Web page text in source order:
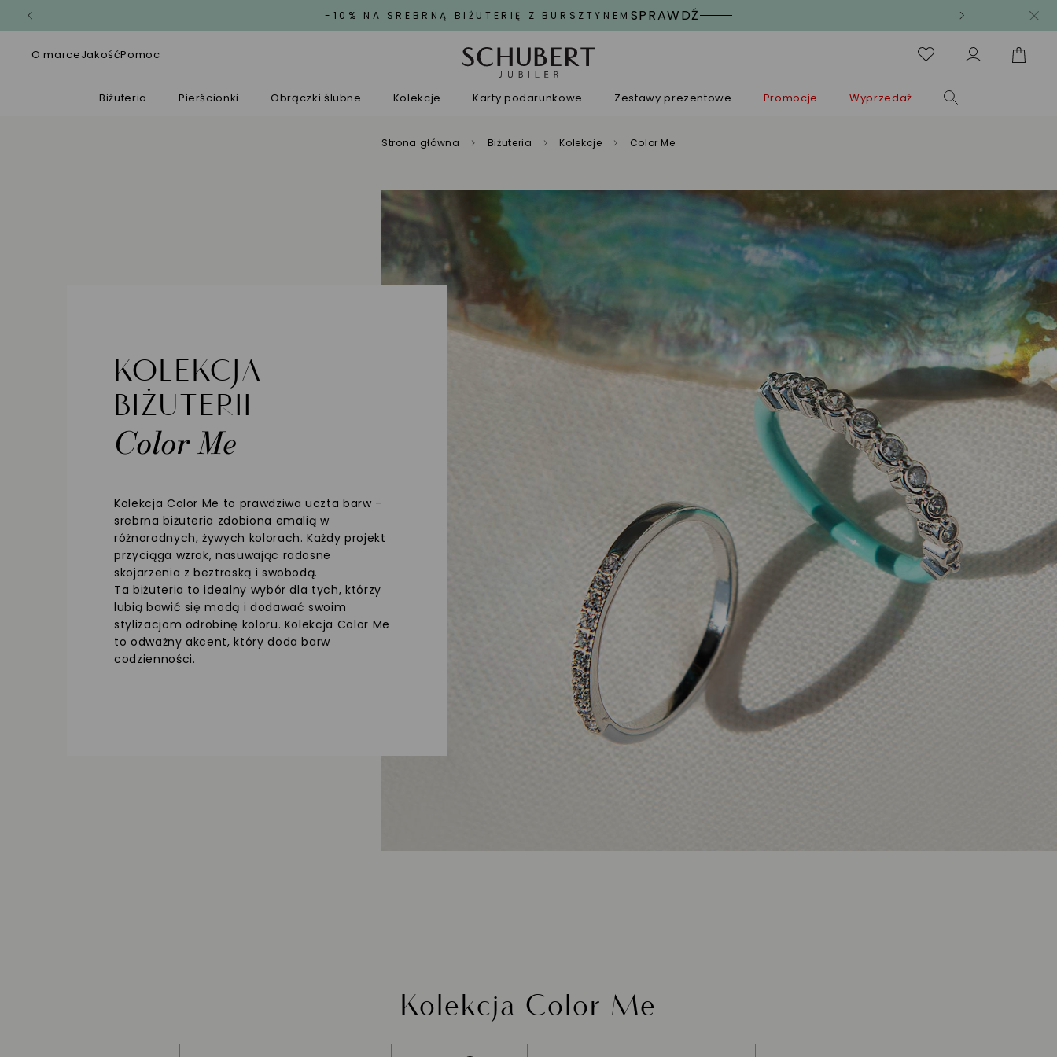
-10% NA SREBRNĄ BIŻUTERIĘ Z BURSZTYNEM SPRAWDŹ
O marceJakośćPomoc
Biżuteria Pierścionki Obrączki ślubne Kolekcje Karty podarunkowe Zestawy prezentowe Promocje Wyprzedaż
Strona główna Biżuteria Kolekcje Color Me
KOLEKCJA
BIŻUTERII
Color Me
Kolekcja Color Me to prawdziwa uczta barw –
srebrna biżuteria zdobiona emalią w
różnorodnych, żywych kolorach. Każdy projekt
przyciąga wzrok, nasuwając radosne
skojarzenia z beztroską i swobodą.
Ta biżuteria to idealny wybór dla tych, którzy
lubią bawić się modą i dodawać swoim
stylizacjom odrobinę koloru. Kolekcja Color Me
to odważny akcent, który doda barw
codzienności.
Kolekcja Color Me